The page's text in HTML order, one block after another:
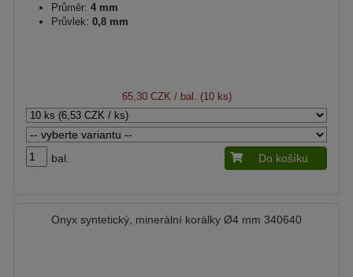
Průměr: 4 mm
Průvlek: 0,8 mm
65,30 CZK / bal. (10 ks)
bal. Do košíku
Onyx syntetický, minerální korálky Ø4 mm 340640